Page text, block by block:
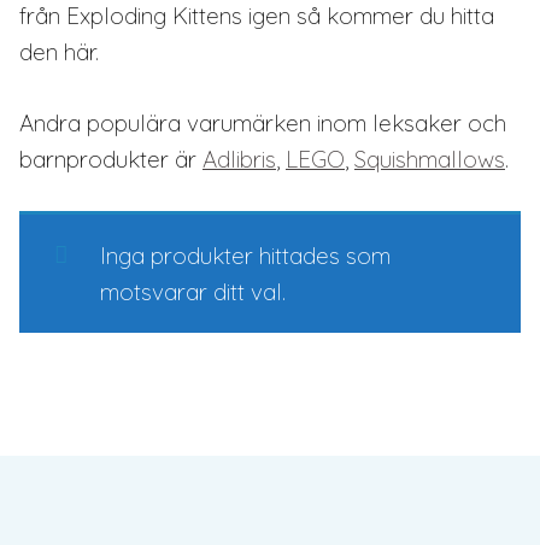
från Exploding Kittens igen så kommer du hitta
den här.
Andra populära varumärken inom leksaker och
barnprodukter är Adlibris LEGO Squishmallows.
Inga produkter hittades som
motsvarar ditt val.